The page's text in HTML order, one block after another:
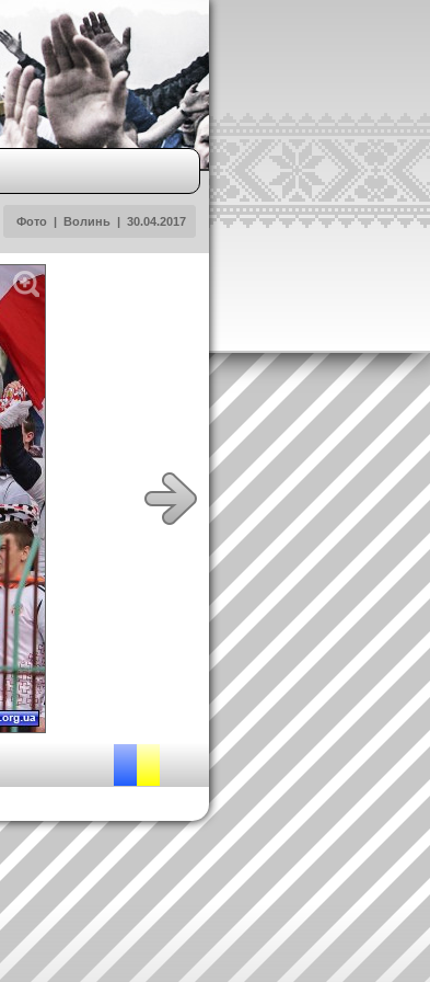
Фото | Волинь | 30.04.2017